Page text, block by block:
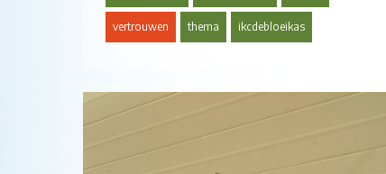
vertrouwen thema ikcdebloeikas